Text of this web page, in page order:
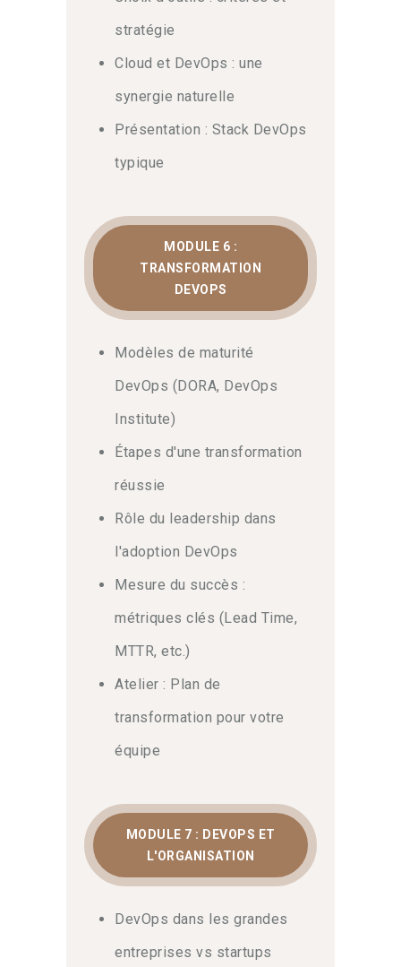
stratégie
Cloud et DevOps : une
synergie naturelle
Présentation : Stack DevOps
typique
MODULE 6 :
TRANSFORMATION
DEVOPS
Modèles de maturité
DevOps (DORA, DevOps
Institute)
Étapes d'une transformation
réussie
Rôle du leadership dans
l'adoption DevOps
Mesure du succès :
métriques clés (Lead Time,
MTTR, etc.)
Atelier : Plan de
transformation pour votre
équipe
MODULE 7 : DEVOPS ET
L'ORGANISATION
DevOps dans les grandes
entreprises vs startups